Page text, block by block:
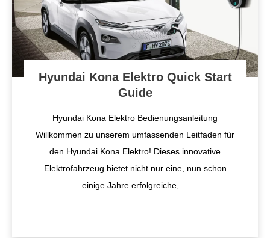
Hyundai Kona Elektro Quick Start
Guide
Hyundai Kona Elektro Bedienungsanleitung
Willkommen zu unserem umfassenden Leitfaden für
den Hyundai Kona Elektro! Dieses innovative
Elektrofahrzeug bietet nicht nur eine, nun schon
einige Jahre erfolgreiche,